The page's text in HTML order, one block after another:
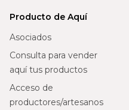
Producto de Aquí
Asociados
Consulta para vender
aquí tus productos
Acceso de
productores/artesanos